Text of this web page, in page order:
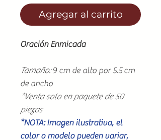
Agregar al carrito
Oración Enmicada
Tamaño:9 cm de alto por 5.5 cm
de ancho
*Venta solo en paquete de 50
piezas
*NOTA: Imagen ilustrativa, el
color o modelo pueden variar,